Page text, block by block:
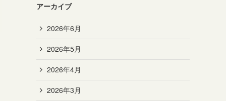
アーカイブ
2026年6月
2026年5月
2026年4月
2026年3月